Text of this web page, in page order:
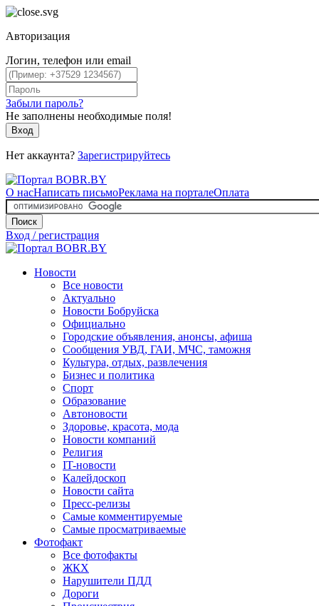
Авторизация
Логин, телефон или email
Забыли пароль?
Не заполнены необходимые поля!
Вход
Нет аккаунта? Зарегистрируйтесь
О насНаписать письмоРеклама на порталеОплата
Поиск
Вход / регистрация
Новости
Все новости
Актуально
Новости Бобруйска
Официально
Городские объявления, анонсы, афиша
Сообщения УВД, ГАИ, МЧС, таможня
Культура, отдых, развлечения
Бизнес и политика
Спорт
Образование
Автоновости
Здоровье, красота, мода
Новости компаний
Религия
IT-новости
Калейдоскоп
Новости сайта
Пресс-релизы
Самые комментируемые
Самые просматриваемые
Фотофакт
Все фотофакты
ЖКХ
Нарушители ПДД
Дороги